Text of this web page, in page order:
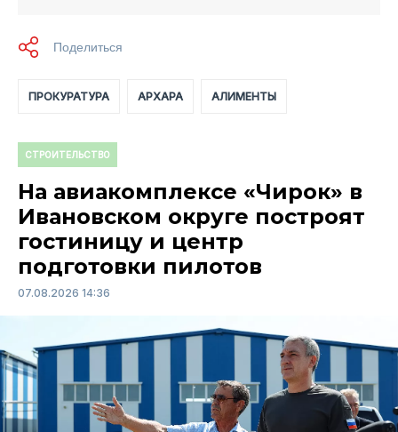
ПРОКУРАТУРА АРХАРА АЛИМЕНТЫ
СТРОИТЕЛЬСТВО
На авиакомплексе «Чирок» в
Ивановском округе построят
гостиницу и центр
подготовки пилотов
07.08.2026 14:36